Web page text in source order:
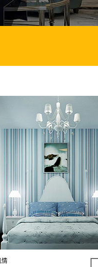
情